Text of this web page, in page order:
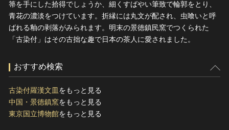
箒を手にした拾得でしょうか、細くすばやい筆致で輪郭をとり、
青花の濃淡をつけています。折縁には丸文が配され、虫喰いと呼
ばれる釉の剥落がみられます。明末の景徳鎮民窯でつくられた
「古染付」はその古拙な趣で日本の茶人に愛されました。
おすすめ検索
古染付羅漢文皿 をもっと見る
中国・景徳鎮窯をもっと見る
東京国立博物館をもっと見る